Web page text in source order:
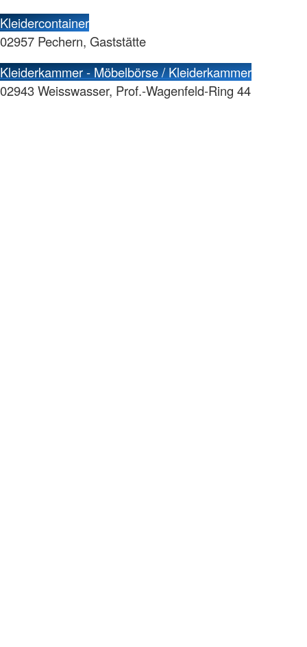
Kleidercontainer
02957 Pechern, Gaststätte
Kleiderkammer - Möbelbörse / Kleiderkammer
02943 Weisswasser, Prof.-Wagenfeld-Ring 44